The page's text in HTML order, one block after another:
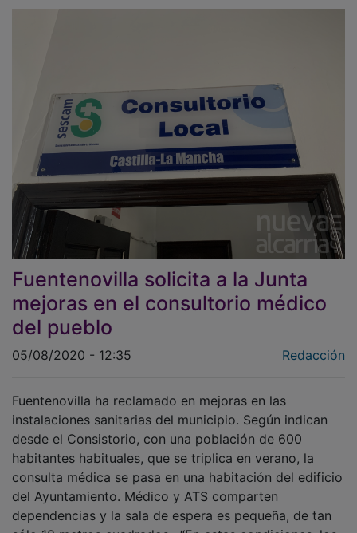
Fuentenovilla solicita a la Junta
mejoras en el consultorio médico
del pueblo
05/08/2020 - 12:35
instalaciones sanitarias del municipio. Según indican
desde el Consistorio, con una población de 600
habitantes habituales, que se triplica en verano, la
consulta médica se pasa en una habitación del edificio
del Ayuntamiento. Médico y ATS comparten
dependencias y la sala de espera es pequeña, de tan
sólo 10 metros cuadrados. “En estas condiciones, los